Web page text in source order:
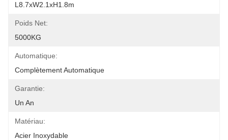
L8.7xW2.1xH1.8m
Poids Net:
5000KG
Automatique:
Complètement Automatique
Garantie:
Un An
Matériau:
Acier Inoxydable